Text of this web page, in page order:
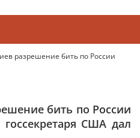
разрешение бить по России
бить по России
госсекретаря США дал